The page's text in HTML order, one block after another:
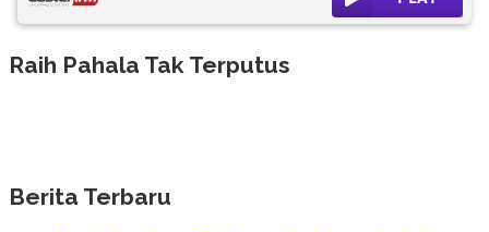
Raih Pahala Tak Terputus
Berita Terbaru